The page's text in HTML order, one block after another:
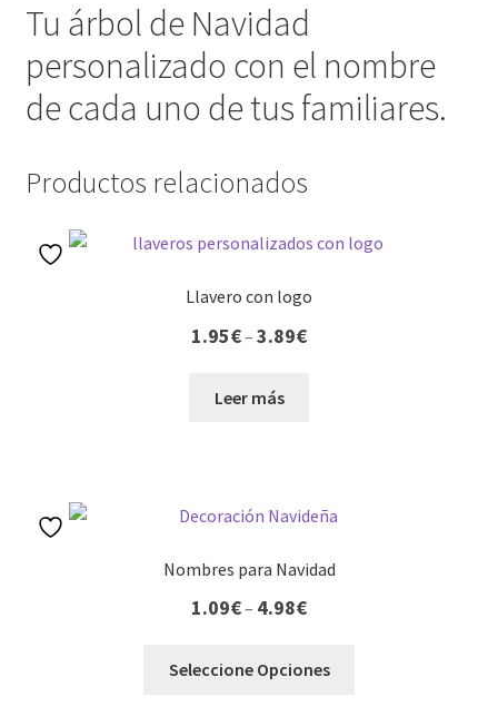
Tu árbol de Navidad
personalizado con el nombre
de cada uno de tus familiares.
Productos relacionados
Llavero con logo
1.95€– 3.89€
Leer más
Nombres para Navidad
1.09€– 4.98€
Seleccione Opciones